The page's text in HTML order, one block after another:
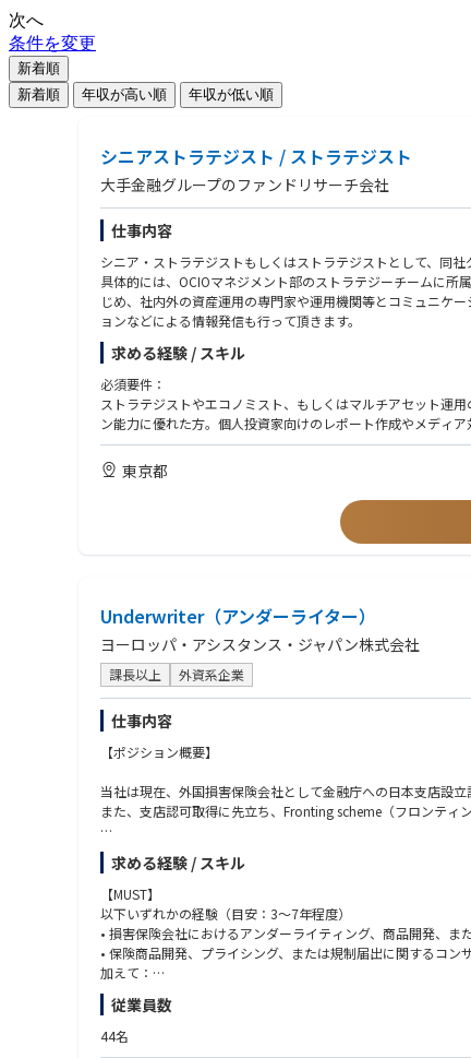
次へ
条件を変更
新着順
新着順
年収が高い順 年収が低い順
シニアストラテジスト / ストラテジスト
大手金融グループのファンドリサーチ会社
仕事内容
シニア・ストラテジストもしくはストラテジストとして、同
具体的には、OCIOマネジメント部のストラテジーチームに
じめ、社内外の資産運用の専門家や運用機関等とコミュニケ
ョンなどによる情報発信も行って頂きます。
求める経験 / スキル
必須要件：
ストラテジストやエコノミスト、もしくはマルチアセット運
ン能力に優れた方。個人投資家向けのレポート作成やメディア
東京都
Underwriter（アンダーライター）
ヨーロッパ・アシスタンス・ジャパン株式会社
課長以上 外資系企業
仕事内容
【ポジション概要】
当社は現在、外国損害保険会社として金融庁への日本支店設
また、支店認可取得に先立ち、Fronting scheme（フロンティ
本ポジションは、リージョナルのChief Insurance Officerにソ
会社と連携しながら、約款等の書類作成、料率算定、規制対
業務スコープには日本市場向けの商品開発・商品改定も含ま
【主な業務内容】
■ フロンティング・フェーズにおけるアンダーライティング支
• フロンティング商品の約款・特約条項・関連書類のドラフト
• 業務委託アクチュアリーと連携した保険料率の算定・プライ
• フロンターとの商品仕様・引受ガイドラインに関する調整
求める経験 / スキル
【MUST】
以下いずれかの経験（目安：3〜7年程度）
• 損害保険会社におけるアンダーライティング、商品開発、
• 保険商品開発、プライシング、または規制届出に関するコン
加えて：
• 約款または規制届出書類のドラフティング実務経験
• 保険料率算定・プライシングの基礎的理解
• 高いドキュメンテーション力および分析力
従業員数
44名